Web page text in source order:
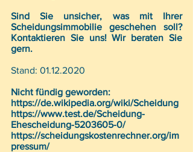
Sind Sie unsicher, was mit Ihrer
Scheidungsimmobilie geschehen soll?
Kontaktieren Sie uns! Wir beraten Sie
gern.
Stand: 01.12.2020
Nicht fündig geworden:
https://de.wikipedia.org/wiki/Scheidung
https://www.test.de/Scheidung-
Ehescheidung-5203605-0/
https://scheidungskostenrechner.org/im
pressum/